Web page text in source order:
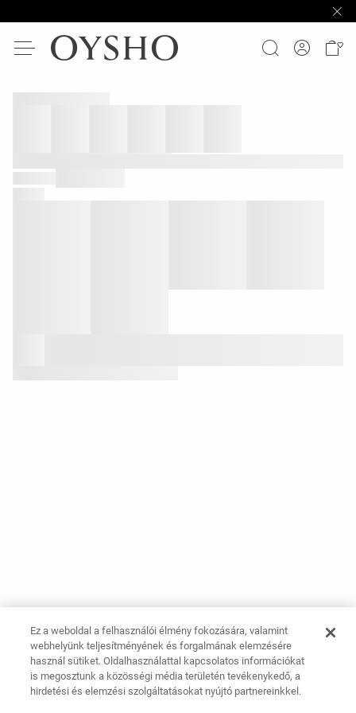
Ez a weboldal a felhasználói élmény fokozására, valamint
webhelyünk teljesítményének és forgalmának elemzésére
használ sütiket. Oldalhasználattal kapcsolatos információkat
is megosztunk a közösségi média területén tevékenykedő, a
hirdetési és elemzési szolgáltatásokat nyújtó partnereinkkel.